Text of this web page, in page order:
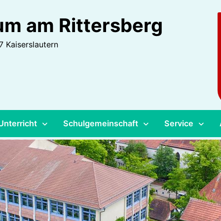
am Rittersberg
Kaiserslautern
Schulgemeinschaft Service